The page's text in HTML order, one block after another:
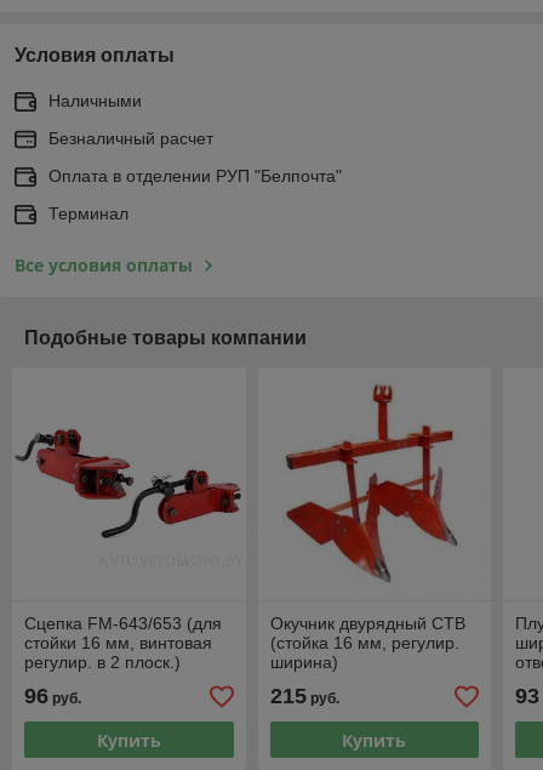
Условия оплаты
Наличными
Безналичный расчет
Оплата в отделении РУП "Белпочта"
Терминал
Все условия оплаты
Подобные товары компании
Сцепка FM-643/653 (для
стойки 16 мм, винтовая
регулир. в 2 плоск.)
96 руб.
Купить
Окучник двурядный СТВ
(стойка 16 мм, регулир.
ширина)
215руб.
Купить
93